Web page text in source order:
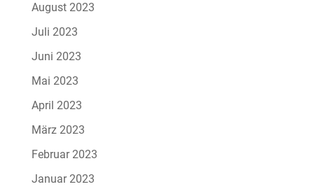
August 2023
Juli 2023
Juni 2023
Mai 2023
April 2023
März 2023
Februar 2023
Januar 2023